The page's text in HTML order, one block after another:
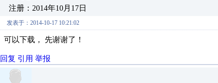
注册：2014年10月17日
发表于：2014-10-17 10:21:02
可以下载， 先谢谢了！
回复 引用 举报